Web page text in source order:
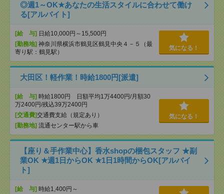
◎週1～OK★あなたの生活スタイルに合わせて働け
る[アルバイト]
[給 与] 日給10,000円～15,500円
[勤務地] 神奈川県横浜市鶴見区鶴見中央４－５（最
寄り駅：鶴見駅）
気になる！
大田区！軽作業！時給1800円[派遣]
[給 与] 時給1800円 日額平均1万4400円/月額30
万2400円/残込39万2400円
[交通費]交通費支給（規定あり）
[勤務地] 流通センター駅から車
気になる！
【座り＆手作業中心】香水shopの梱包スタッフ ★副
業OK ★週1日からOK ★1日1時間からOK[アルバイ
ト]
[給 与] 時給1,400円～